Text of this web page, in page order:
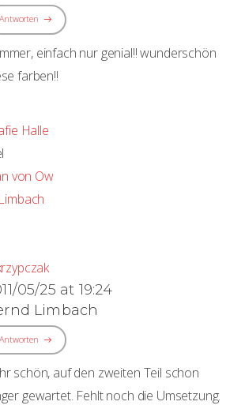
Antworten
einfach nur genial!! wunderschön
farben!!
Halle
von Ow
05/25 at 19:24
Limbach
Antworten
schön, auf den zweiten Teil schon
gewartet. Fehlt noch die Umsetzung.